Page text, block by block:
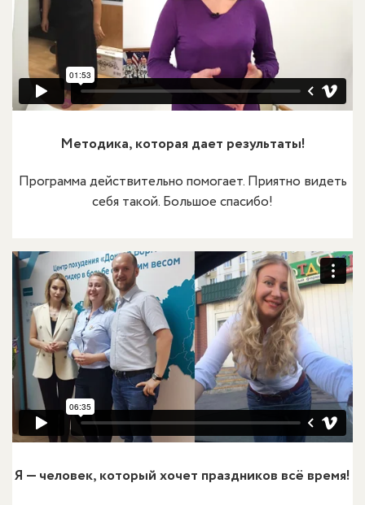
Методика, которая дает результаты!
Программа действительно помогает. Приятно видеть
себя такой. Большое спасибо!
Я — человек, который хочет праздников всё время!